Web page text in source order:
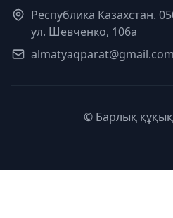
Республика Казахстан.
ул. Шевченко, 106а
almatyaqparat@gmail.com
© Барлық құқық